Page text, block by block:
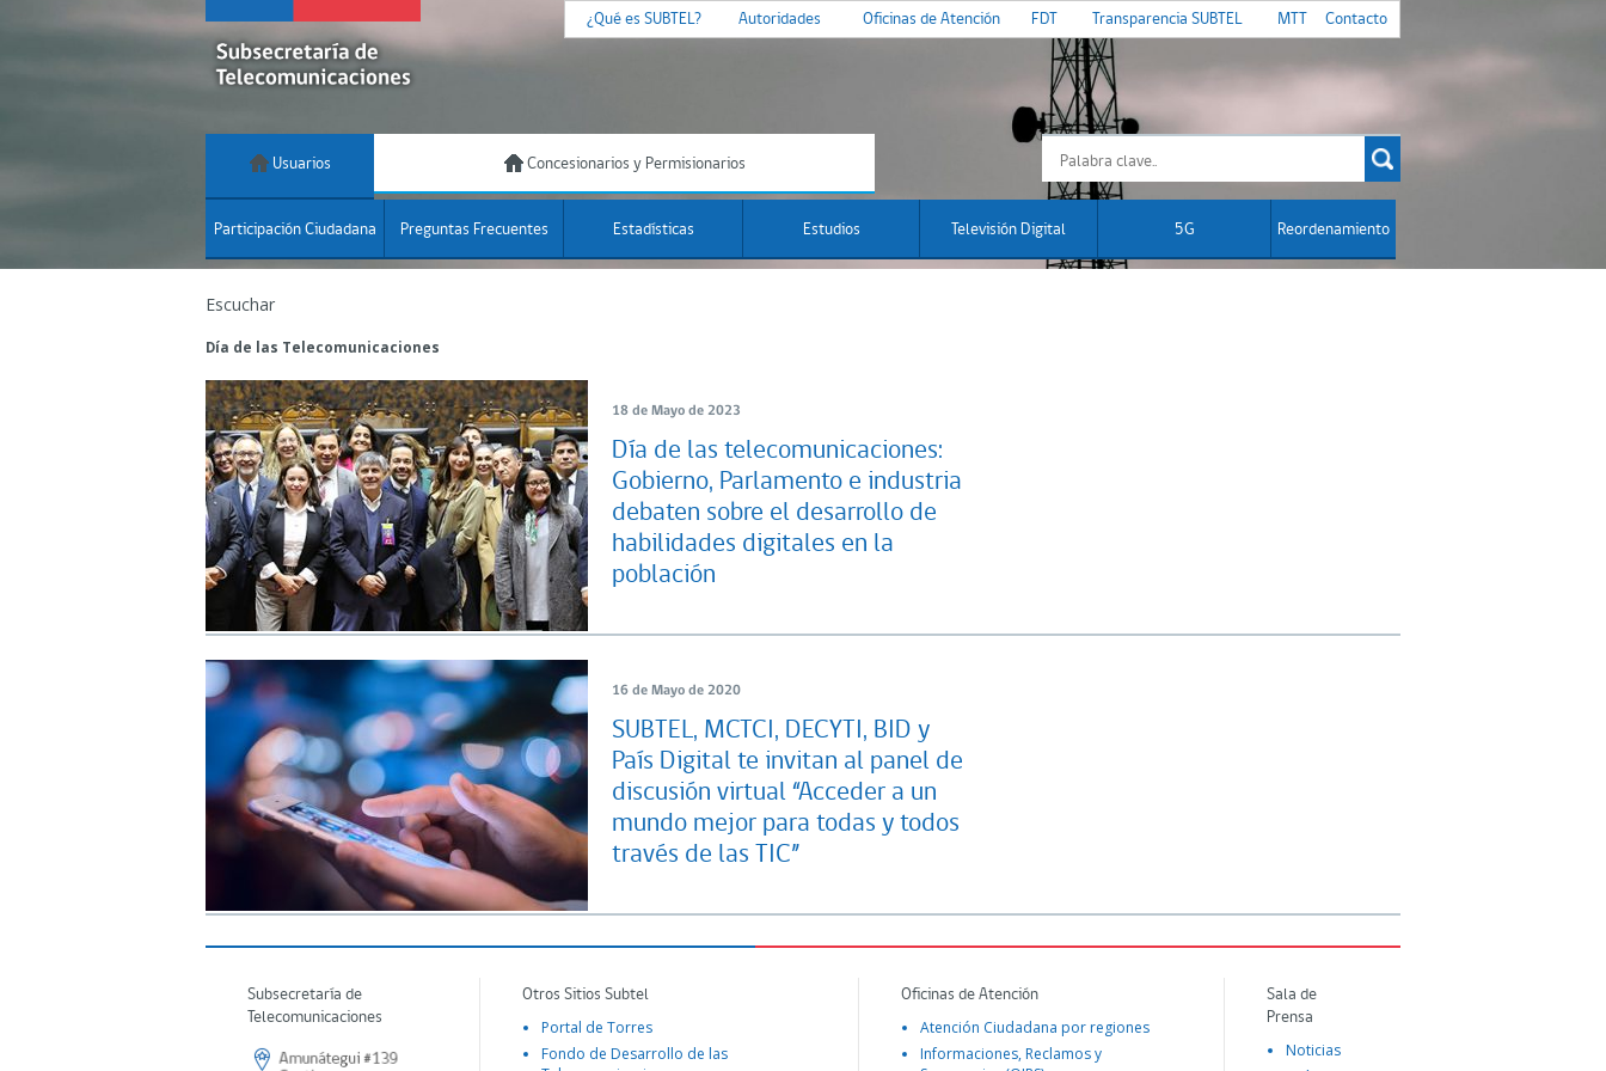
¿Qué es SUBTEL? Autoridades Oficinas de Atención FDT Transparencia SUBTEL MTT Contacto
Usuarios Concesionarios y Permisionarios
Participación Ciudadana Preguntas Frecuentes Estadísticas Estudios Televisión Digital 5G Reordenamiento
Escuchar
Día de las Telecomunicaciones
18 de Mayo de 2023
Día de las telecomunicaciones:
Gobierno, Parlamento e industria
debaten sobre el desarrollo de
habilidades digitales en la
población
16 de Mayo de 2020
SUBTEL, MCTCI, DECYTI, BID y
País Digital te invitan al panel de
discusión virtual “Acceder a un
mundo mejor para todas y todos
través de las TIC”
Subsecretaría de
Telecomunicaciones
Otros Sitios Subtel
Portal de Torres
Fondo de Desarrollo de las
Oficinas de Atención
Atención Ciudadana por regiones
Informaciones, Reclamos y
Sala de
Prensa
Noticias